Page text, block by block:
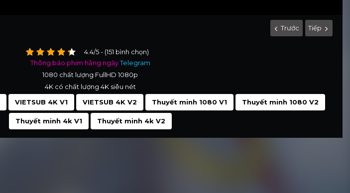
Trước Tiếp
4.4/5 - (151 bình chọn)
Thông báo phim hằng ngàyTelegram
1080 chất lượng FullHD 1080p
4K có chất lượng 4K siêu nét
VIETSUB 4K V1 VIETSUB 4K V2 Thuyết minh 1080 V1 Thuyết minh 1080 V2
Thuyết minh 4k V1 Thuyết minh 4k V2